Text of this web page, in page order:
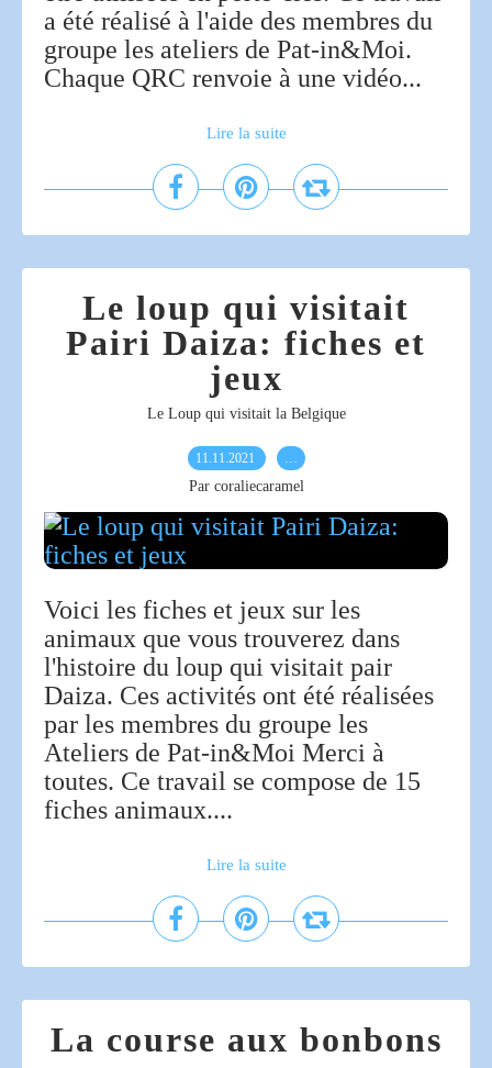
a été réalisé à l'aide des membres du
groupe les ateliers de Pat-in&Moi.
Chaque QRC renvoie à une vidéo...
Lire la suite
Le loup qui visitait
Pairi Daiza: fiches et
jeux
Le Loup qui visitait la Belgique
11.11.2021 …
Par coraliecaramel
Voici les fiches et jeux sur les
animaux que vous trouverez dans
l'histoire du loup qui visitait pair
Daiza. Ces activités ont été réalisées
par les membres du groupe les
Ateliers de Pat-in&Moi Merci à
toutes. Ce travail se compose de 15
fiches animaux....
Lire la suite
La course aux bonbons